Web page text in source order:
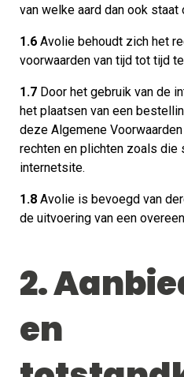
van welke aard dan ook staat
1.6 Avolie behoudt zich het
voorwaarden van tijd tot tijd
1.7 Door het gebruik van de
het plaatsen van een
deze Algemene
rechten en plichten zoals die
internetsite.
1.8 Avolie is bevoegd van
de uitvoering van een
2.
en